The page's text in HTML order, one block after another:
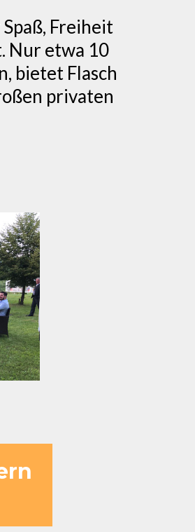
Freiheit
Nur etwa 10
bietet Flasch
privaten